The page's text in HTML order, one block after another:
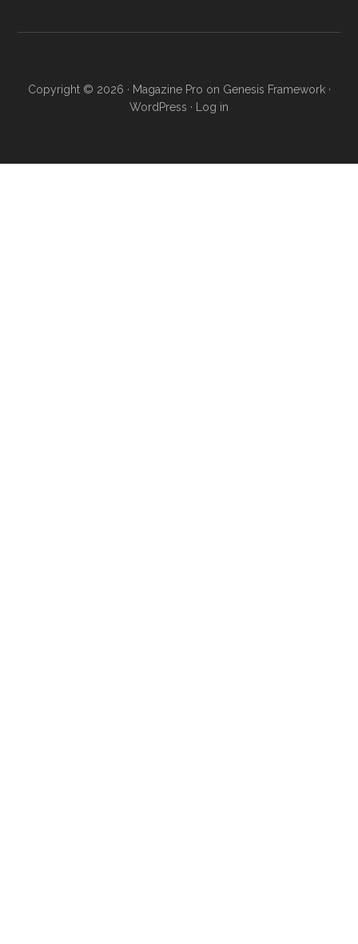
Copyright © 2026 · Magazine Pro on Genesis Framework·
WordPress · Log in